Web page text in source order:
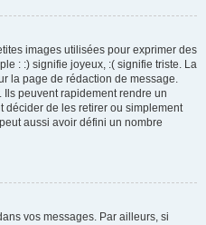
images utilisées pour exprimer des
: :) signifie joyeux, :( signifie triste. La
la page de rédaction de message.
Ils peuvent rapidement rendre un
décider de les retirer ou simplement
aussi avoir défini un nombre
vos messages. Par ailleurs, si